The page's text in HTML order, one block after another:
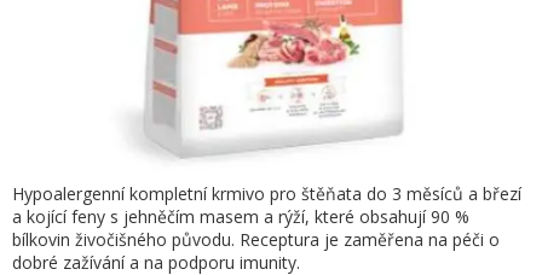
Hypoalergenní kompletní krmivo pro štěňata do 3 měsíců a březí
a kojící feny s jehněčím masem a rýží, které obsahují 90 %
bílkovin živočišného původu. Receptura je zaměřena na péči o
dobré zažívání a na podporu imunity.